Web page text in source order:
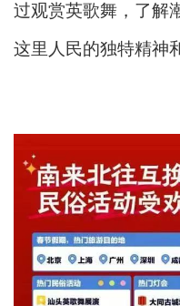
过观赏英歌舞，了解
这里人民的独特精神